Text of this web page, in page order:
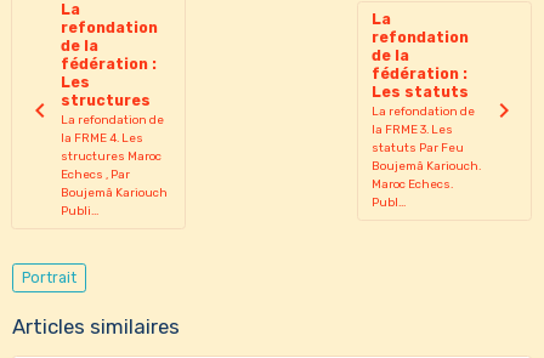
La
refondation
de la
fédération :
Les
structures
La refondation de
la FRME 4. Les
structures Maroc
Echecs , Par
Boujemâ Kariouch
Publi...
La
refondation
de la
fédération :
Les statuts
La refondation de
la FRME 3. Les
statuts Par Feu
Boujemâ Kariouch.
Maroc Echecs.
Publ...
Portrait
Articles similaires